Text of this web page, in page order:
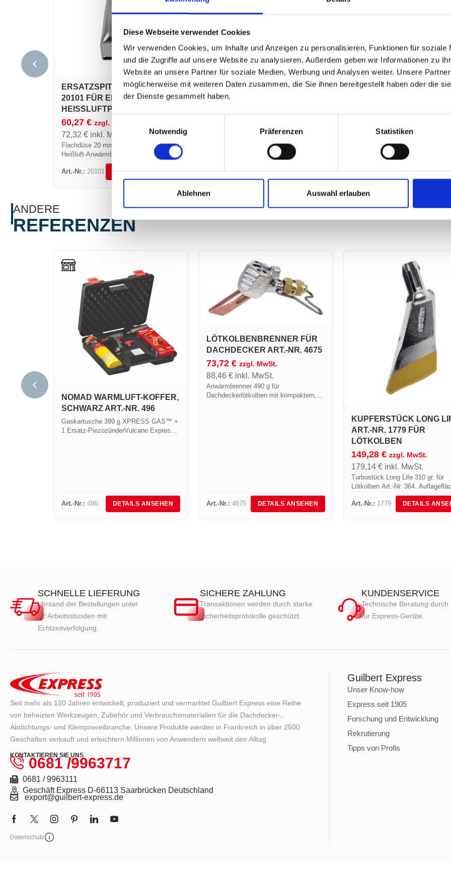
Diese Webseite verwendet Cookies
Wir verwenden Cookies, um Inhalte und Anzeigen zu personalisieren, Funktionen für soziale
und die Zugriffe auf unsere Website zu analysieren. Außerdem geben wir Informationen zu
Website an unsere Partner für soziale Medien, Werbung und Analysen weiter. Unsere
möglicherweise mit weiteren Daten zusammen, die Sie ihnen bereitgestellt haben oder die
der Dienste gesammelt haben.
Notwendig
Präferenzen Statistiken
Ablehnen Auswahl erlauben
ERSATZSPITZEN ART.-NR.
20101 FÜR ELEKTRISCHE
HEISSLUFTPISTOLE
60,27 € zzgl. MwSt.
72,32 € inkl. MwSt.
Flachdüse 20 mm für elektrischen
Heißluft-Anwärmbrenner Express
Art.-Nr.: 20101 DETAILS ANSEHEN
ERSATZSPITZEN ART.-NR.
20102 FÜR ELEKTRISCHE
inkl. MwSt.
Flachdüse 40mm für elektrischen
Heißluft-Anwärmbrenner
Art.-Nr.:20102 DETAILS ANSEHEN
ANDERE
REFERENZEN
NOMAD WARMLUFT-KOFFER,
SCHWARZ ART.-NR. 496
Gaskartusche 399 g XPRESS GAS™ +
1 Ersatz-PiezozünderVulcane Express
Art.-Nr.: 496 DETAILS ANSEHEN
LÖTKOLBENBRENNER FÜR
DACHDECKER ART.-NR. 4675
73,72 € zzgl. MwSt.
88,46 € inkl. MwSt.
Anwärmbrenner 490 g für
Dachdeckerlötkolben mit kompaktem,
Art.-Nr.: 4675 DETAILS ANSEHEN
KUPFERSTÜCK LONG
ART.-NR. 1779 FÜR
LÖTKOLBEN
149,28 € zzgl. MwSt.
179,14 € inkl. MwSt.
Turbostück Long Life 310 gr. für
Lötkolben Art.-Nr. 364.
Lötstück 45 x 5 mm
Art.-Nr.: 1779 DETAILS
SCHNELLE LIEFERUNG
Versand der Bestellungen unter
72 Arbeitsstunden mit
Echtzeitverfolgung.
SICHERE ZAHLUNG
Transaktionen werden durch starke
Sicherheitsprotokolle geschützt.
KUNDENSERVICE
Technische Beratung durch
für Express-Geräte.
Seit mehr als 120 Jahren entwickelt, produziert und vermarktet Guilbert Express eine Reihe
von beheizten Werkzeugen, Zubehör und Verbrauchsmaterialien für die Dachdecker-,
Abdichtungs- und Klempnereibranche. Unsere Produkte werden in Frankreich in über 2500
Geschäften verkauft und erleichtern Millionen von Anwendern weltweit den Alltag.
KONTAKTIEREN SIE UNS
0681 /9963717
0681 / 9963111
Geschäft Express D-66113 Saarbrücken Deutschland
export@guilbert-express.de
Datenschutz
Guilbert Express
Unser Know-how
Express seit 1905
Forschung und Entwicklung
Rekrutierung
Tipps von Profis